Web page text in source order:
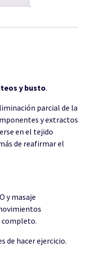
y busto.
parcial de la
y extractos
en el tejido
de reafirmar el
y masaje
completo.
de hacer ejercicio.